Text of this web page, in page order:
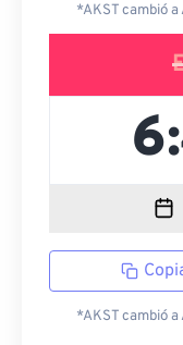
*AKST cambió
*AKST cambió